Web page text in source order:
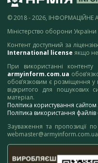
© 2018 - 2026, ІНФОРМАЦІЙНЕ
Міністерство оборони України
Контент доступний за
International license якщо
При використанні
armyinform.com.ua
обов’язковим є розміщення
відкритого для пошукових
матеріал.
Політика користування
Політика використання
Зауваження та пропозиції
webmaster@armyinform.com.ua